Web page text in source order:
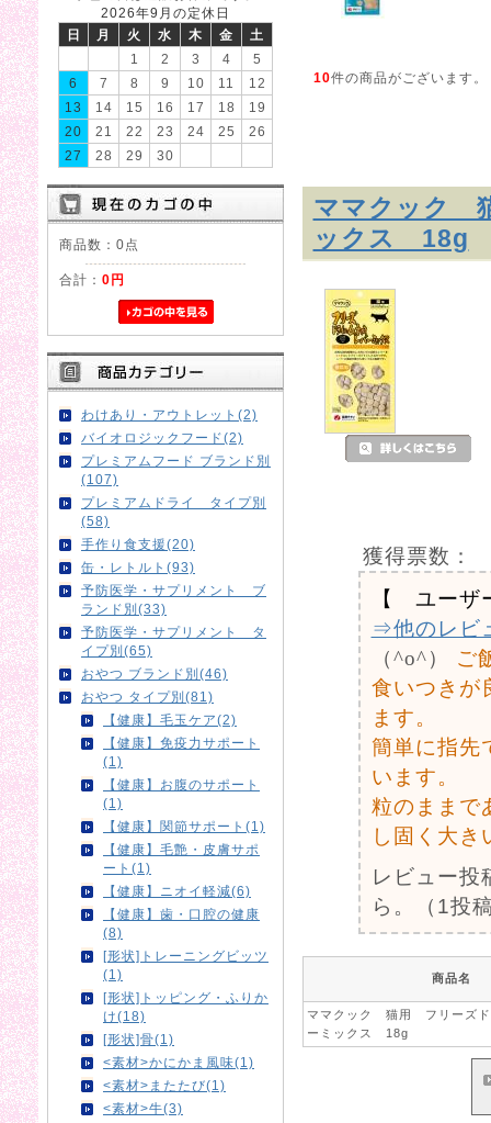
2026年9月の定休日
日
月 火 水 木 金
土
1
2 3 4
5
6
7 8 9 10 11
12
13
14 15 16 17 18
19
20
21 22 23 24 25
26
27
28 29 30
商品数：0点
合計： 0円
わけあり・アウトレット(2)
バイオロジックフード(2)
プレミアムフード ブランド別
(107)
プレミアムドライ タイプ別
(58)
手作り食支援(20)
缶・レトルト(93)
予防医学・サプリメント ブ
ランド別(33)
予防医学・サプリメント タ
イプ別(65)
おやつ ブランド別(46)
おやつ タイプ別(81)
【健康】毛玉ケア(2)
【健康】免疫力サポート
(1)
【健康】お腹のサポート
(1)
【健康】関節サポート(1)
【健康】毛艶・皮膚サポ
ート(1)
【健康】ニオイ軽減(6)
【健康】歯・口腔の健康
(8)
[形状]トレーニングビッツ
(1)
[形状]トッピング・ふりか
け(18)
[形状]骨(1)
<素材>かにかま風味(1)
<素材>またたび(1)
<素材>牛(3)
10件の商品がございます。
ママクック
ックス 18g
獲得票数：
【 ユーザ
⇒他のレビ
（^o^）
ご
食いつきが
ます。
簡単に指先
います。
粒のままで
し固く大き
レビュー投
ら。（1投
商品名
ママクック 猫用 フリーズド
ーミックス 18g